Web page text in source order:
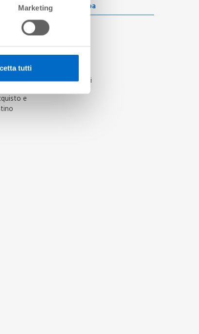
Marketing
tutti
Training -
Attività di
e
Area Stampa
News
Comunicati
Cenni-storici